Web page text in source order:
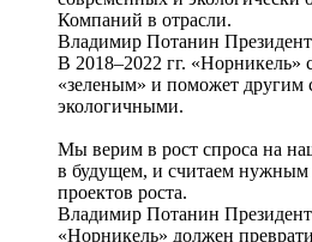
Компаний в отрасли.
Владимир Потанин
В 2018–2022 гг. «Норникель»
«зеленым» и поможет другим
экологичными.
Мы верим в рост спроса на
в будущем, и считаем нужным
проектов роста.
Владимир Потанин
«Норникель» должен